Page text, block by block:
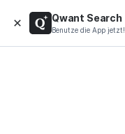
Qwant Search
Benutze die App jetzt!